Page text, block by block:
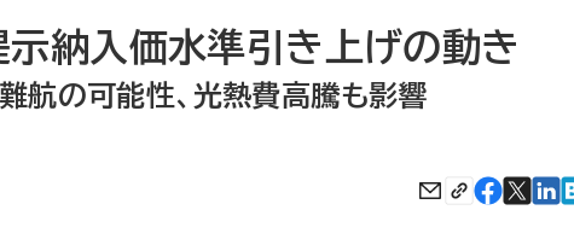
示納入価水準引き上げの動き
航の可能性、光熱費高騰も影響